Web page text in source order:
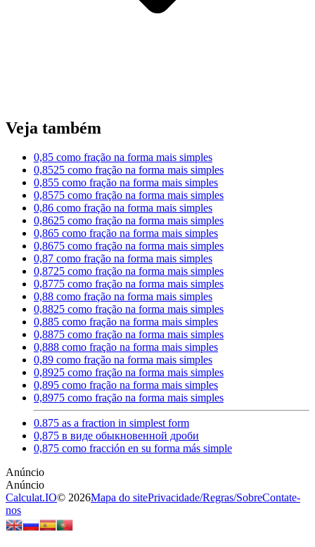
Veja também
0,85 como fração na forma mais simples
0,8525 como fração na forma mais simples
0,855 como fração na forma mais simples
0,8575 como fração na forma mais simples
0,86 como fração na forma mais simples
0,8625 como fração na forma mais simples
0,865 como fração na forma mais simples
0,8675 como fração na forma mais simples
0,87 como fração na forma mais simples
0,8725 como fração na forma mais simples
0,8775 como fração na forma mais simples
0,88 como fração na forma mais simples
0,8825 como fração na forma mais simples
0,885 como fração na forma mais simples
0,8875 como fração na forma mais simples
0,888 como fração na forma mais simples
0,89 como fração na forma mais simples
0,8925 como fração na forma mais simples
0,895 como fração na forma mais simples
0,8975 como fração na forma mais simples
0.875 as a fraction in simplest form
0,875 в виде обыкновенной дроби
0,875 como fracción en su forma más simple
Calculat.IO© 2026Mapa do sitePrivacidade/Regras/SobreContate-
nos